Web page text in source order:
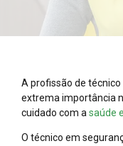
A profissão de técnico
extrema importância
cuidado com a saúde
O técnico em